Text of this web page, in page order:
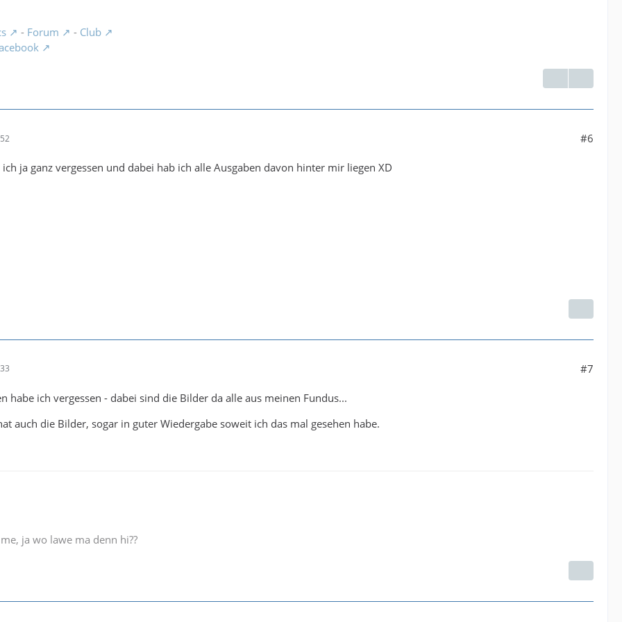
- Forum - Club
#6
ja ganz vergessen und dabei hab ich alle Ausgaben davon hinter mir liegen XD
#7
habe ich vergessen - dabei sind die Bilder da alle aus meinen Fundus...
auch die Bilder, sogar in guter Wiedergabe soweit ich das mal gesehen habe.
ja wo lawe ma denn hi??